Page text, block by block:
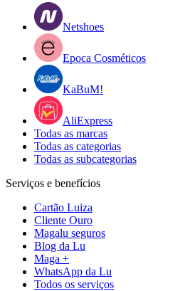
Netshoes
Epoca Cosméticos
KaBuM!
AliExpress
Todas as marcas
Todas as categorias
Todas as subcategorias
Serviços e benefícios
Cartão Luiza
Cliente Ouro
Magalu seguros
Blog da Lu
Maga +
WhatsApp da Lu
Todos os serviços